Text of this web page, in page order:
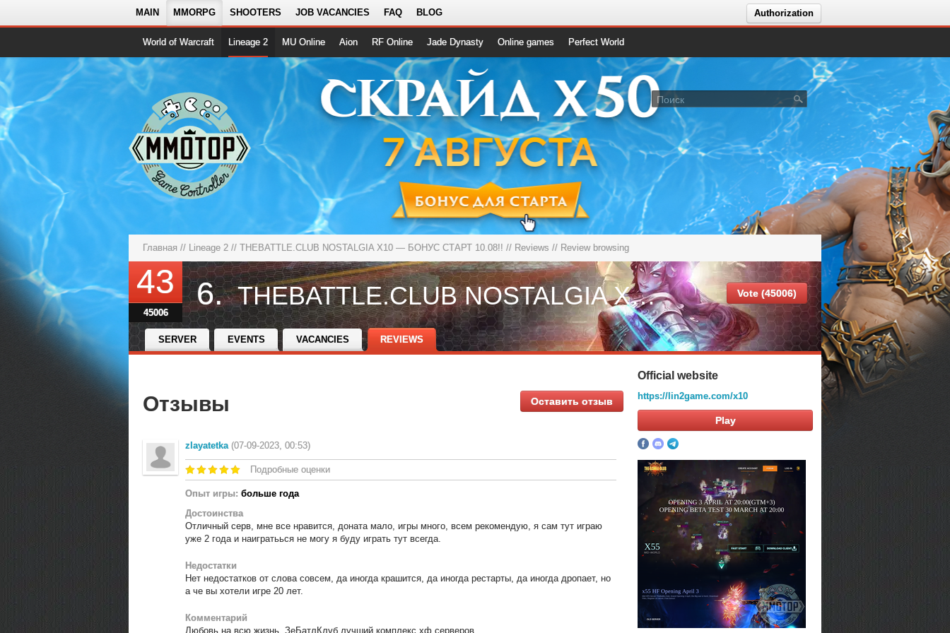
MAIN MMORPG SHOOTERS JOB VACANCIES FAQ BLOG Authorization
World of Warcraft Lineage 2 MU Online Aion RF Online Jade Dynasty Online games Perfect World
Главная // Lineage 2 // THEBATTLE.CLUB NOSTALGIA X10 — БОНУС СТАРТ 10.08!! // Reviews // Review browsing
43
45006
6. THEBATTLE.CLUB NOSTALGIA X10 — BONUS START ON JULY 10.08! отзыв zlayatetka Vote (45006)
SERVER EVENTS VACANCIES REVIEWS
Отзывы Оставить отзыв
zlayatetka (07-09-2023, 00:53)
Подробные оценки
Опыт игры: больше года
Достоинства
Отличный серв, мне все нравится, доната мало, игры много, всем рекомендую, я сам тут играю
уже 2 года и наигратьься не могу я буду играть тут всегда.
Недостатки
Нет недостатков от слова совсем, да иногда крашится, да иногда рестарты, да иногда дропает, но
а че вы хотели игре 20 лет.
Комментарий
Любовь на всю жизнь. ЗеБатлКлуб лучший комплекс хф серверов
Official website
https://lin2game.com/x10
Play